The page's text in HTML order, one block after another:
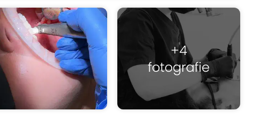
+4
fotografie